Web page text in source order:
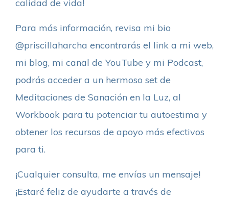
calidad de vida!
Para más información, revisa mi bio
@priscillaharcha encontrarás el link a mi web,
mi blog, mi canal de YouTube y mi Podcast,
podrás acceder a un hermoso set de
Meditaciones de Sanación en la Luz, al
Workbook para tu potenciar tu autoestima y
obtener los recursos de apoyo más efectivos
para ti.
¡Cualquier consulta, me envías un mensaje!
¡Estaré feliz de ayudarte a través de